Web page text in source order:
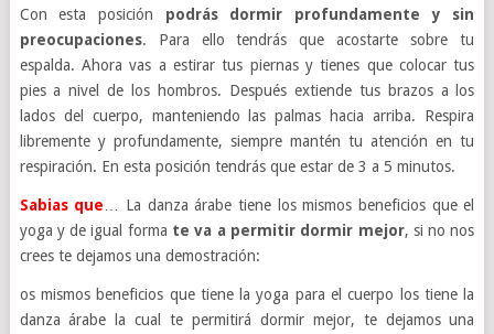
Con esta posición podrás dormir profundamente y sin
preocupaciones. Para ello tendrás que acostarte sobre tu
espalda. Ahora vas a estirar tus piernas y tienes que colocar tus
pies a nivel de los hombros. Después extiende tus brazos a los
lados del cuerpo, manteniendo las palmas hacia arriba. Respira
libremente y profundamente, siempre mantén tu atención en tu
respiración. En esta posición tendrás que estar de 3 a 5 minutos.
Sabias que… La danza árabe tiene los mismos beneficios que el
yoga y de igual forma te va a permitir dormir mejor, si no nos
crees te dejamos una demostración:
os mismos beneficios que tiene la yoga para el cuerpo los tiene la
danza árabe la cual te permitirá dormir mejor, te dejamos una